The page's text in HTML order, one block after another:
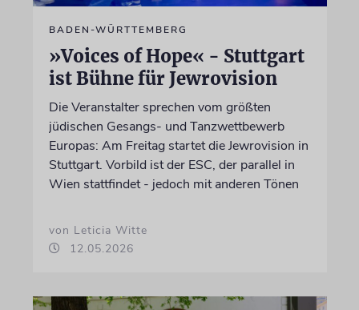
BADEN-WÜRTTEMBERG
»Voices of Hope« - Stuttgart
ist Bühne für Jewrovision
Die Veranstalter sprechen vom größten
jüdischen Gesangs- und Tanzwettbewerb
Europas: Am Freitag startet die Jewrovision in
Stuttgart. Vorbild ist der ESC, der parallel in
Wien stattfindet - jedoch mit anderen Tönen
von Leticia Witte
12.05.2026